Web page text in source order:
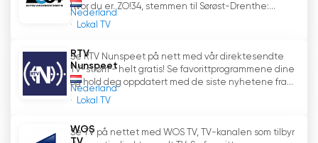
Nederland
Lokal TV
hvor du er. ZO!34, stemmen til Sørøst-Drenthe:...
RTV
Nunspeet
Nederland
Lokal TV
Se RTV Nunspeet på nett med vår direktesendte
TV-strøm - helt gratis! Se favorittprogrammene dine
og hold deg oppdatert med de siste nyhetene fra...
WOS
Se TV på nettet med WOS TV, TV-kanalen som tilbyr